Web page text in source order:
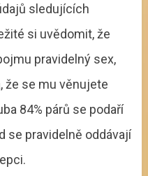
sledujících
si uvědomit, že
pravidelný sex,
že se mu věnujete
84% párů se podaří
se pravidelně oddávají